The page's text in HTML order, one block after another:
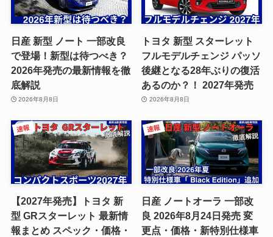
日産 新型 ノート 一部改良
で登場！新型は待つべき？
2026年発売の最新情報を徹
底解説
2026年8月8日
トヨタ 新型 スターレット
フルモデルチェンジ パッソ
後継となる28年ぶりの復活
あるのか？！ 2027年発売
2026年8月8日
【2027年発売】トヨタ 新
型 GRスターレット 最新情
報まとめ スペック・価格・
日産 ノートオーラ 一部改
良 2026年8月24日発売 変
更点・価格・新特別仕様車